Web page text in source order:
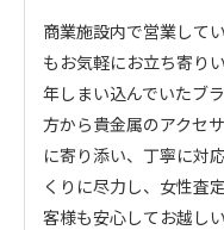
商業施設内で営業して
もお気軽にお立ち寄り
年しまい込んでいたブ
方から貴金属のアクセ
に寄り添い、丁寧に対
くりに尽力し、女性査
客様も安心してお越し